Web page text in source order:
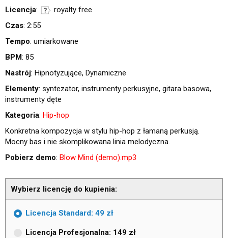
Licencja:
royalty free
Czas: 2:55
Tempo: umiarkowane
BPM: 85
Nastrój: Hipnotyzujące, Dynamiczne
Elementy: syntezator, instrumenty perkusyjne, gitara basowa,
instrumenty dęte
Kategoria: Hip-hop
Konkretna kompozycja w stylu hip-hop z łamaną perkusją.
Mocny bas i nie skomplikowana linia melodyczna.
Pobierz demo: Blow Mind (demo).mp3
Wybierz licencję do kupienia:
Licencja Standard: 49 zł
Licencja Profesjonalna: 149 zł